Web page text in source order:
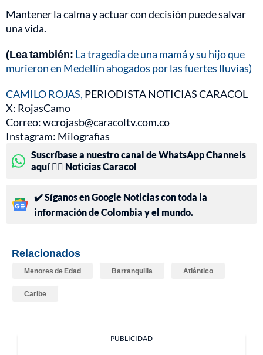
Mantener la calma y actuar con decisión puede salvar
una vida.
(Lea también: La tragedia de una mamá y su hijo que
murieron en Medellín ahogados por las fuertes lluvias)
CAMILO ROJAS, PERIODISTA NOTICIAS CARACOL
X: RojasCamo
Correo: wcrojasb@caracoltv.com.co
Instagram: Milografias
Suscríbase a nuestro canal de WhatsApp Channels
aquí 👉🏻 Noticias Caracol
✔️ Síganos en Google Noticias con toda la
información de Colombia y el mundo.
Relacionados
Menores de Edad Barranquilla Atlántico
Caribe
PUBLICIDAD